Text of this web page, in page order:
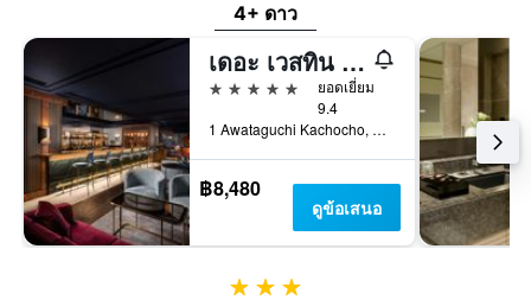
4+ ดาว
เดอะ เวสทิน มิยาโกะ เกียวโต
5 ดาว
ยอดเยี่ยม
9.4
1 Awataguchi Kachocho, Higashiyama, เกียวโต, ญี่ปุ่น
฿8,480
ดูข้อเสนอ
3 ดาว